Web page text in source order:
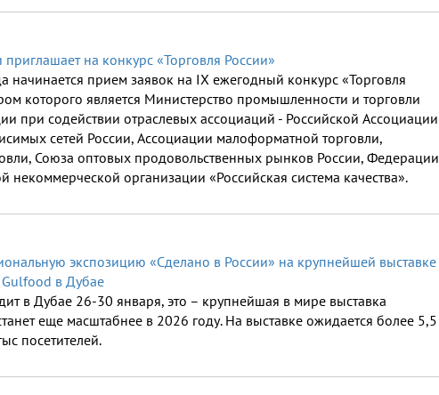
на конкурс «Торговля России»
начинается прием заявок на IX ежегодный конкурс «Торговля
которого является Министерство промышленности и торговли
при содействии отраслевых ассоциаций - Российской Ассоциации
сетей России, Ассоциации малоформатной торговли,
Союза оптовых продовольственных рынков России, Федерации
некоммерческой организации «Российская система качества».
экспозицию «Сделано в России» на крупнейшей выставке
в Дубае
в Дубае 26-30 января, это – крупнейшая в мире выставка
еще масштабнее в 2026 году. На выставке ожидается более 5,5
посетителей.